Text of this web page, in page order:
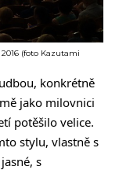
(foto Kazutami
konkrétně
jako milovnici
potěšilo velice.
stylu, vlastně s
s